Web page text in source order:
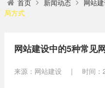
关
于
们
公
网
划
法
解
案
高端
首页 新闻动态 网站
局方式
网站建设中的5种常见
来源：网站建设 | 时间